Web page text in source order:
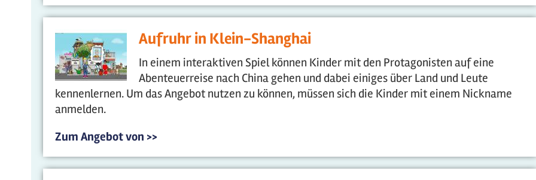
Aufruhr in Klein-Shanghai
In einem interaktiven Spiel können Kinder mit den Protagonisten auf eine
Abenteuerreise nach China gehen und dabei einiges über Land und Leute
kennenlernen. Um das Angebot nutzen zu können, müssen sich die Kinder mit einem Nickname
anmelden.
Zum Angebot von >>